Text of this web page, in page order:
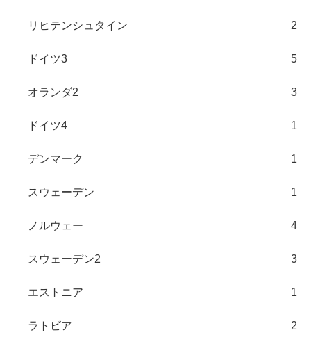
リヒテンシュタイン 2
ドイツ3 5
オランダ2 3
ドイツ4 1
デンマーク 1
スウェーデン 1
ノルウェー 4
スウェーデン2 3
エストニア 1
ラトビア 2